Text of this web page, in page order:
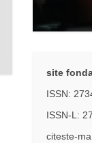
site
ISSN:
ISSN-L:
citeste-